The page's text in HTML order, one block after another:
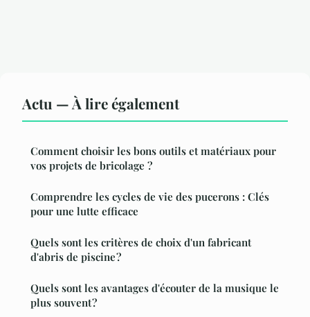
Actu — À lire également
Comment choisir les bons outils et matériaux pour
vos projets de bricolage ?
Comprendre les cycles de vie des pucerons : Clés
pour une lutte efficace
Quels sont les critères de choix d'un fabricant
d'abris de piscine ?
Quels sont les avantages d'écouter de la musique le
plus souvent ?